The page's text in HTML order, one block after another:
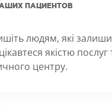
ПАЦИЕНТОВ
людям, які
якістю послуг
центру.